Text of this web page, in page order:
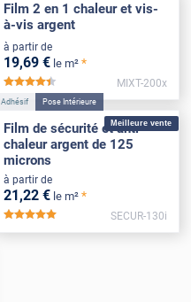
Film 2 en 1 chaleur et vis-
à-vis argent
à partir de
19,69 € le m² *
*****
MIXT-200x
Meilleure vente
Adhésif Pose Intérieure
Film de sécurité et anti-
chaleur argent de 125
microns
à partir de
21 ,22 € le m² *
SECUR-130i